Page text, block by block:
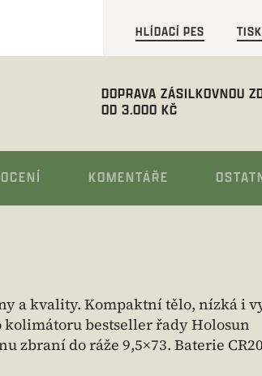
HLÍDACÍ PES TISK
DOPRAVA ZÁSILKOVNOU
OD 3.000 KČ
KOMENTÁŘE
a kvality. Kompaktní tělo, nízká i
bestseller řady Holosun
zbraní do ráže 9,5×73. Baterie